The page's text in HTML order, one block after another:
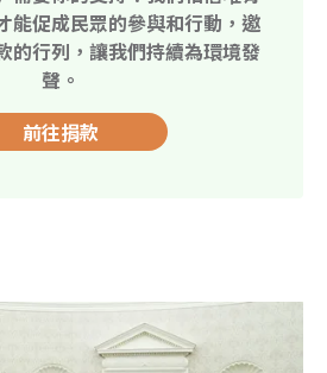
能促成民眾的參與和行動，邀
的行列，讓我們持續為環境發
聲。
前往捐款